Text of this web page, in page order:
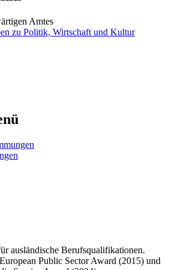
Amtes
zu Politik, Wirtschaft und Kultur
ausländische Berufsqualifikationen.
Public Sector Award (2015) und